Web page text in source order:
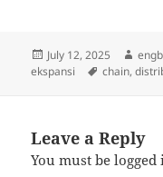
Posted
on
July 12, 2025
ekspansi
Tags
chain,
Leave a Reply
You must belogged